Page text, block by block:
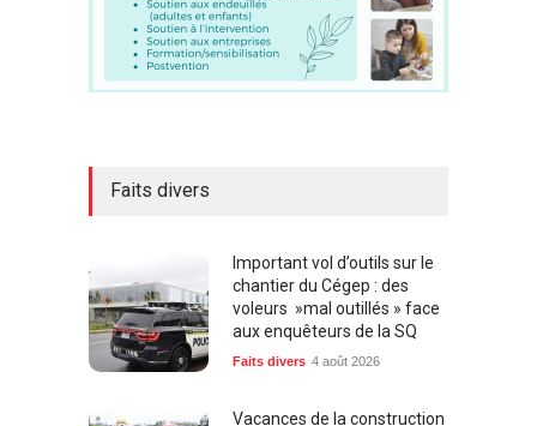
Faits divers
Important vol d’outils sur le
chantier du Cégep : des
voleurs »mal outillés » face
aux enquêteurs de la SQ
Faits divers 4 août 2026
Vacances de la construction